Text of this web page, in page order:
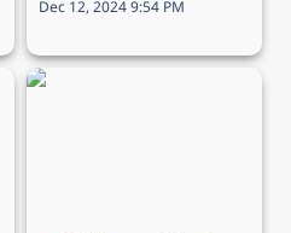
Dec 12, 2024 9:54 PM
Ταξίδι στην Νάπολη